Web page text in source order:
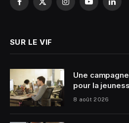
Facebook
X
InstagramYouTube
SUR LE VIF
Une
pour la
8 août 2026